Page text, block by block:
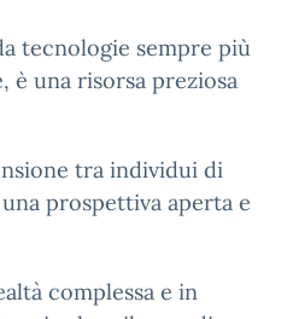
tecnologie sempre più
è una risorsa preziosa
tra individui di
prospettiva aperta e
complessa e in